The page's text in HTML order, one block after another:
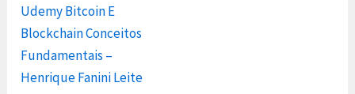
Udemy Bitcoin E
Blockchain Conceitos
Fundamentais –
Henrique Fanini Leite